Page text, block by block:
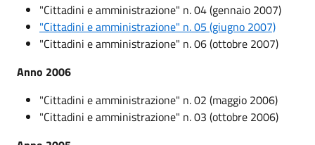
"Cittadini e amministrazione" n. 04 (gennaio 2007)
"Cittadini e amministrazione" n. 05 (giugno 2007)
"Cittadini e amministrazione" n. 06 (ottobre 2007)
Anno 2006
"Cittadini e amministrazione" n. 02 (maggio 2006)
"Cittadini e amministrazione" n. 03 (ottobre 2006)